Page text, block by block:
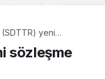
Gündüz Modu
yeni
sözleşme